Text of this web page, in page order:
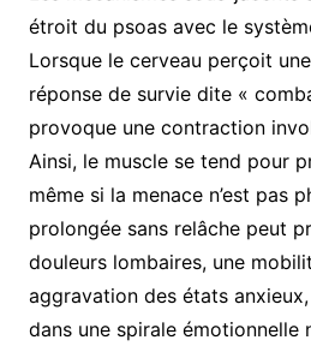
étroit du psoas avec le
Lorsque le cerveau perçoit
réponse de survie dite «
provoque une contraction
Ainsi, le muscle se tend pour
même si la menace n’est pas
prolongée sans relâche peut
douleurs lombaires, une
aggravation des états
dans une spirale émotionnelle